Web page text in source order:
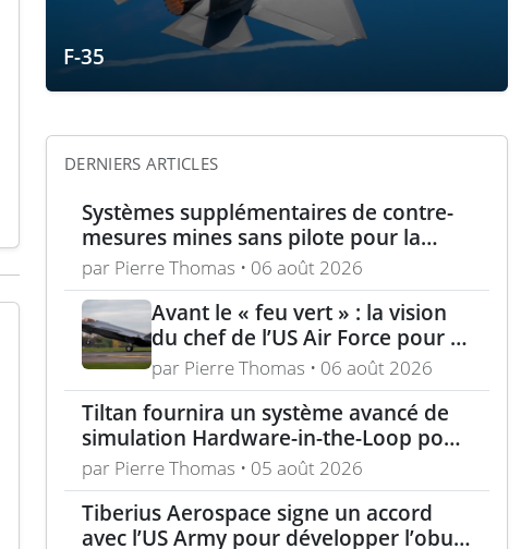
F-35
DERNIERS ARTICLES
Systèmes supplémentaires de contre-
mesures mines sans pilote pour la
Marine française
par Pierre Thomas • 06 août 2026
Avant le « feu vert » : la vision
du chef de l’US Air Force pour la
puissance aérienne alliée passe
par la langue, la culture et
l’expertise régionale
par Pierre Thomas • 06 août 2026
Tiltan fournira un système avancé de
simulation Hardware-in-the-Loop pour
un programme électro-optique IR
unique
par Pierre Thomas • 05 août 2026
Tiberius Aerospace signe un accord
avec l’US Army pour développer l’obus